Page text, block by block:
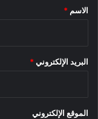
*
الاسم *
البريد الإلكتروني *
الموقع الإلكتروني